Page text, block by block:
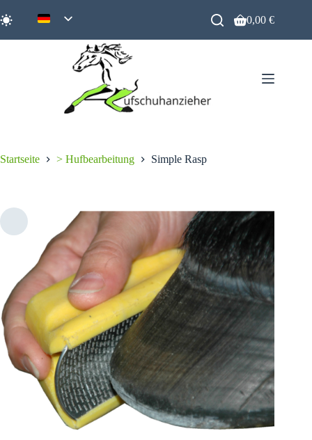
Inhalt
springen
Warenkorb
0,00€
Startseite > Hufbearbeitung Simple Rasp